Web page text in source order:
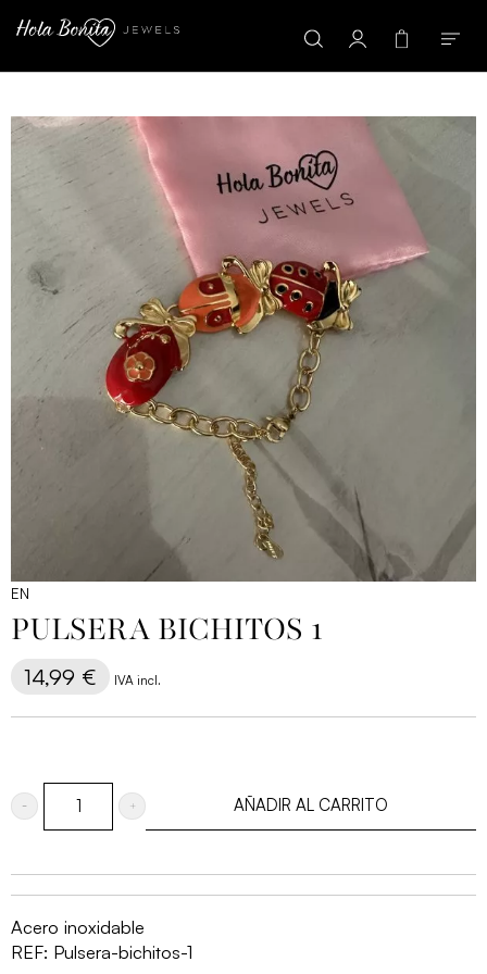
EN
PULSERA BICHITOS 1
14,99 € IVA incl.
Pulsera
1
AÑADIR AL CARRITO
Acero inoxidable
REF: Pulsera-bichitos-1